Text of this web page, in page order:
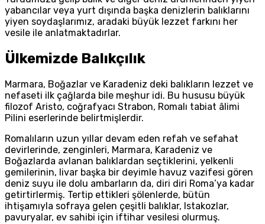
yabancılar veya yurt dışında başka denizlerin balıklarını
yiyen soydaşlarımız, aradaki büyük lezzet farkını her
vesile ile anlatmaktadırlar.
Ülkemizde Balıkçılık
Marmara, Boğazlar ve Karadeniz deki balıkların lezzet ve
nefaseti ilk çağlarda bile meşhur idi. Bu hususu büyük
filozof Aristo, coğrafyacı Strabon, Romalı tabiat âlimi
Pilini eserlerinde belirtmişlerdir.
Romalıların uzun yıllar devam eden refah ve sefahat
devirlerinde, zenginleri, Marmara, Karadeniz ve
Boğazlarda avlanan balıklardan seçtiklerini, yelkenli
gemilerinin, livar başka bir deyimle havuz vazifesi gören
deniz suyu ile dolu ambarların da, diri diri Roma’ya kadar
getirtirlermiş. Tertip ettikleri şölenlerde, bütün
ihtişamıyla sofraya gelen çeşitli balıklar, Istakozlar,
pavuryalar, ev sahibi için iftihar vesilesi olurmuş.